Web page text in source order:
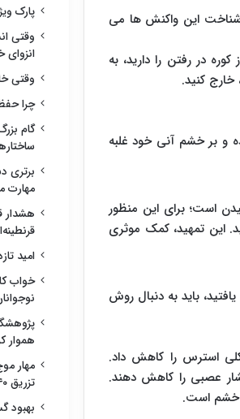
شناخت این واکنش ها می
در رفتن را دارید، به
کنید.
کرده و بر خشم آنی خود غلبه
است؛ برای این منظور
این تمهید، کمک موثری
باید به دنبال روش
استرس را کاهش داد.
عصبی را کاهش دهند.
خشم است.
پارک
وقتی
وقتی
چرا
گام
برتری
مهارت
هشدار
امید
خواب
هموار
مهار
تزریق ۱۴۰ میلیارد تومان
بهبود